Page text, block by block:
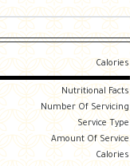
Calories
Nutritional Facts
Number Of Servicing
Service Type
Amount Of Service
Calories